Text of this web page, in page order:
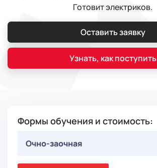
Готовит электриков.
Оставить заявку
Узнать, как поступить
Формы обучения и стоимость:
Очно-заочная